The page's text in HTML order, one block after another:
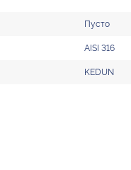
Пусто
AISI 316
KEDUN